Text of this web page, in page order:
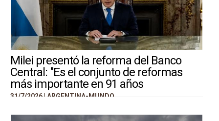
Milei presentó la reforma del Banco
Central: "Es el conjunto de reformas
más importante en 91 años
31/7/2026 | ARGENTINA-MUNDO